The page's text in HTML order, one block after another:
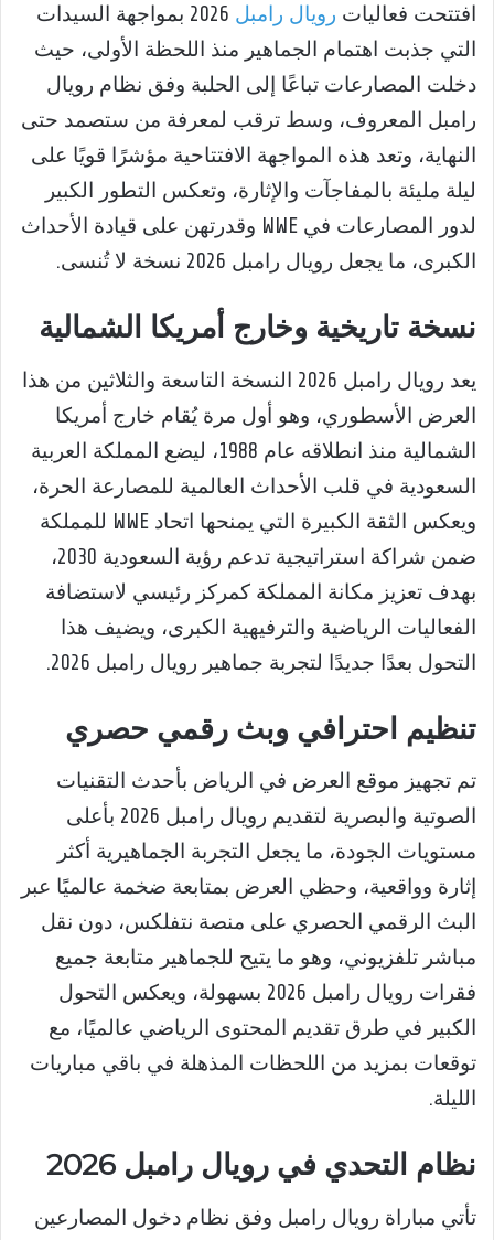
افتتحت فعاليات رويال رامبل
2026 بمواجهة السيدات
التي جذبت اهتمام الجماهير منذ اللحظة الأولى، حيث
دخلت المصارعات تباعًا إلى الحلبة وفق نظام رويال
رامبل المعروف، وسط ترقب لمعرفة من ستصمد حتى
النهاية، وتعد هذه المواجهة الافتتاحية مؤشرًا قويًا على
ليلة مليئة بالمفاجآت والإثارة، وتعكس التطور الكبير
لدور المصارعات في WWE وقدرتهن على قيادة الأحداث
الكبرى، ما يجعل رويال رامبل 2026 نسخة لا تُنسى.
نسخة تاريخية وخارج أمريكا الشمالية
يعد رويال رامبل 2026 النسخة التاسعة والثلاثين من هذا
العرض الأسطوري، وهو أول مرة يُقام خارج أمريكا
الشمالية منذ انطلاقه عام 1988، ليضع المملكة العربية
السعودية في قلب الأحداث العالمية للمصارعة الحرة،
ويعكس الثقة الكبيرة التي يمنحها اتحاد WWE للمملكة
ضمن شراكة استراتيجية تدعم رؤية السعودية 2030،
بهدف تعزيز مكانة المملكة كمركز رئيسي لاستضافة
الفعاليات الرياضية والترفيهية الكبرى، ويضيف هذا
التحول بعدًا جديدًا لتجربة جماهير رويال رامبل 2026.
تنظيم احترافي وبث رقمي حصري
تم تجهيز موقع العرض في الرياض بأحدث التقنيات
الصوتية والبصرية لتقديم رويال رامبل 2026 بأعلى
مستويات الجودة، ما يجعل التجربة الجماهيرية أكثر
إثارة وواقعية، وحظي العرض بمتابعة ضخمة عالميًا عبر
البث الرقمي الحصري على منصة نتفلكس، دون نقل
مباشر تلفزيوني، وهو ما يتيح للجماهير متابعة جميع
فقرات رويال رامبل 2026 بسهولة، ويعكس التحول
الكبير في طرق تقديم المحتوى الرياضي عالميًا، مع
توقعات بمزيد من اللحظات المذهلة في باقي مباريات
الليلة.
نظام التحدي في رويال رامبل 2026
تأتي مباراة رويال رامبل وفق نظام دخول المصارعين